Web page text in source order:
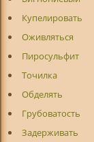
Купелировать
Оживляться
Пиросульфит
Точилка
Обделять
Грубоватость
Задерживать